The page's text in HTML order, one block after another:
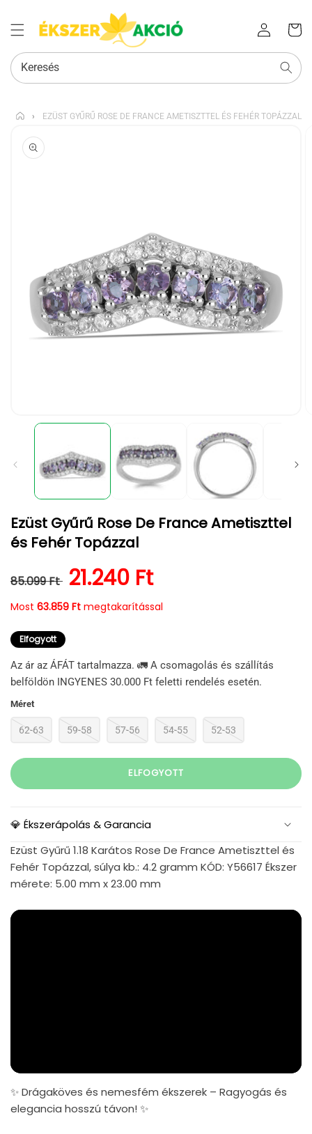
Bejelentkezés
kosara
Keresés
› EZÜST GYŰRŰ ROSE DE FRANCE AMETISZTTEL ÉS FEHÉR TOPÁZZAL
UGRÁS A
TERMÉKADATOKRA
médiafájl
modális
párbeszédpanelen
Ezüst Gyűrű Rose De France Ametiszttel
és Fehér Topázzal
Normál ár
85.099 Ft Kedvezményes ár
21.240 Ft
Most 63.859 Ft megtakarítással
Elfogyott
Az ár az ÁFÁT tartalmazza. 🚛 A csomagolás és szállítás
belföldön INGYENES 30.000 Ft feletti rendelés esetén.
Méret
62-63 59-58 57-56 54-55 52-53
ELFOGYOTT
💎 Ékszerápolás & Garancia
Ezüst Gyűrű 1.18 Karátos Rose De France Ametiszttel és
Fehér Topázzal, súlya kb.: 4.2 gramm KÓD: Y56617 Ékszer
mérete: 5.00 mm x 23.00 mm
✨ Drágaköves és nemesfém ékszerek – Ragyogás és
elegancia hosszú távon! ✨